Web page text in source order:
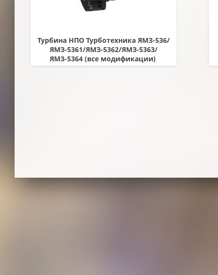
Турбина НПО Турботехника ЯМЗ-536/
ЯМЗ-5361/ЯМЗ-5362/ЯМЗ-5363/
ЯМЗ-5364 (все модификации)